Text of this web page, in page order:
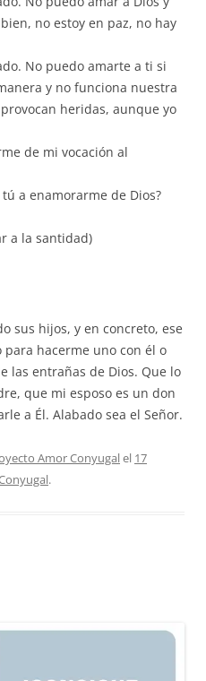
no estoy en paz, no hay
No puedo amarte a ti si
y no funciona nuestra
heridas, aunque yo
de mi vocación al
tú a enamorarme de Dios?
a la santidad)
sus hijos, y en concreto, ese
hacerme uno con él o
las entrañas de Dios. Que lo
que mi esposo es un don
a Él. Alabado sea el Señor.
Amor Conyugalel 17
.